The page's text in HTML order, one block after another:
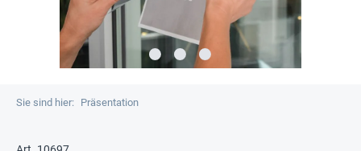
Sie sind hier: Präsentation